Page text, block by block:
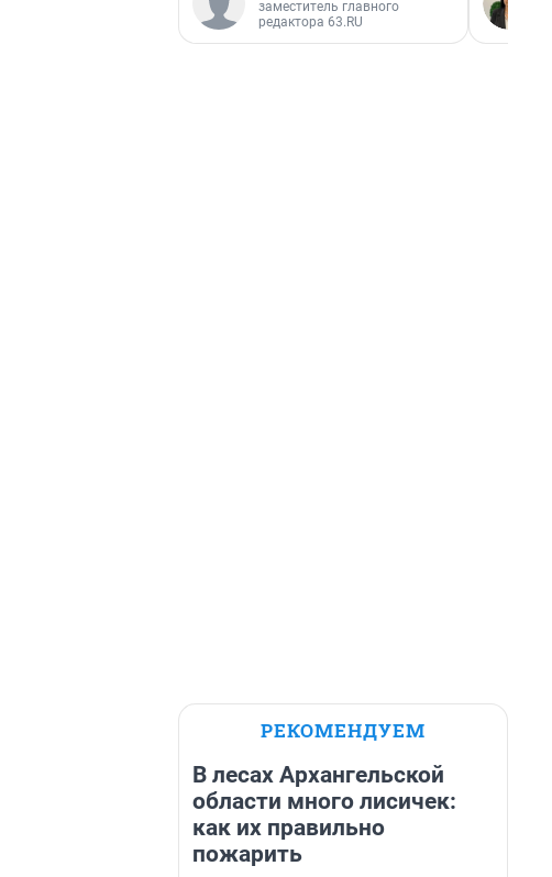
заместитель главного
редактора 63.RU
РЕКОМЕНДУЕМ
В лесах Архангельской
области много лисичек:
как их правильно
пожарить